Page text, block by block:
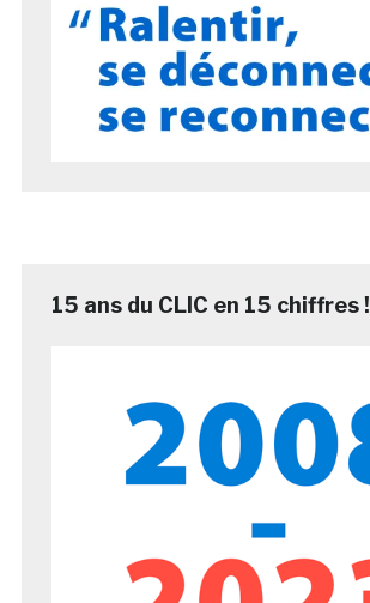
15 ans du CLIC en 15 chiffres !